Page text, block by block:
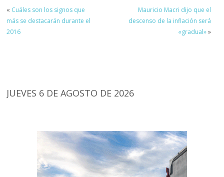
« Cuáles son los signos que
más se destacarán durante el
2016
Mauricio Macri dijo que el
descenso de la inflación será
«gradual»»
JUEVES 6 DE AGOSTO DE 2026